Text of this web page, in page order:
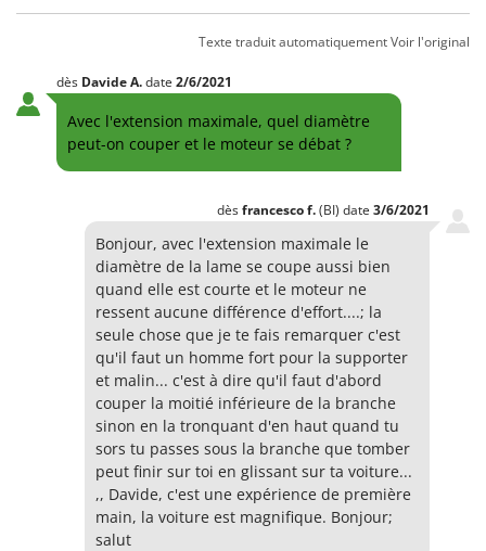
Texte traduit automatiquementVoir l'original
dès DavideA.date 2/6/2021
Avec l'extension maximale, quel diamètre
peut-on couper et le moteur se débat ?
dèsfrancescof.(BI) date 3/6/2021
Bonjour, avec l'extension maximale le
diamètre de la lame se coupe aussi bien
quand elle est courte et le moteur ne
ressent aucune différence d'effort....; la
seule chose que je te fais remarquer c'est
qu'il faut un homme fort pour la supporter
et malin... c'est à dire qu'il faut d'abord
couper la moitié inférieure de la branche
sinon en la tronquant d'en haut quand tu
sors tu passes sous la branche que tomber
peut finir sur toi en glissant sur ta voiture...
,, Davide, c'est une expérience de première
main, la voiture est magnifique. Bonjour;
salut